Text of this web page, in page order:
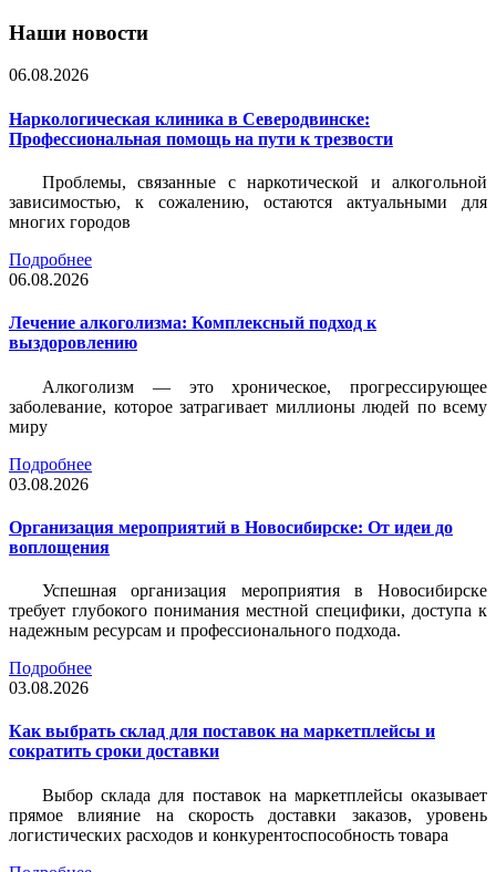
Наши новости
06.08.2026
Наркологическая клиника в Северодвинске:
Профессиональная помощь на пути к трезвости
Проблемы, связанные с наркотической и алкогольной
зависимостью, к сожалению, остаются актуальными для
многих городов
Подробнее
06.08.2026
Лечение алкоголизма: Комплексный подход к
выздоровлению
Алкоголизм — это хроническое, прогрессирующее
заболевание, которое затрагивает миллионы людей по всему
миру
Подробнее
03.08.2026
Организация мероприятий в Новосибирске: От идеи до
воплощения
Успешная организация мероприятия в Новосибирске
требует глубокого понимания местной специфики, доступа к
надежным ресурсам и профессионального подхода.
Подробнее
03.08.2026
Как выбрать склад для поставок на маркетплейсы и
сократить сроки доставки
Выбор склада для поставок на маркетплейсы оказывает
прямое влияние на скорость доставки заказов, уровень
логистических расходов и конкурентоспособность товара